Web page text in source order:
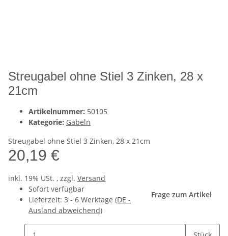
Streugabel ohne Stiel 3 Zinken, 28 x
21cm
Artikelnummer: 50105
Kategorie: Gabeln
Streugabel ohne Stiel 3 Zinken, 28 x 21cm
20,19 €
inkl. 19% USt. , zzgl. Versand
Sofort verfügbar
Lieferzeit: 3 - 6 Werktage (DE -
Ausland abweichend)
Frage zum Artikel